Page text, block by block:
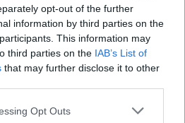
opt-out of the further
information by third parties on the
This information may
third parties on the IAB’s List of
that may further disclose it to other
app uses one or more Google
Opt Outs
τεστ της Εθνικής στο
ΠΑΣΑΠΠ και